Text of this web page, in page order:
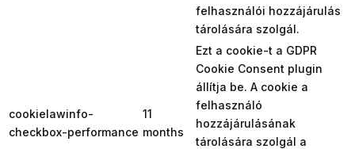
felhasználói hozzájárulás
tárolására szolgál.
cookielawinfo-
checkbox-performance
11
months
Ezt a cookie-t a GDPR
Cookie Consent plugin
állítja be. A cookie a
felhasználó
hozzájárulásának
tárolására szolgál a